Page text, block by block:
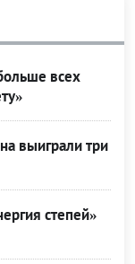
всех
выиграли три
степей»